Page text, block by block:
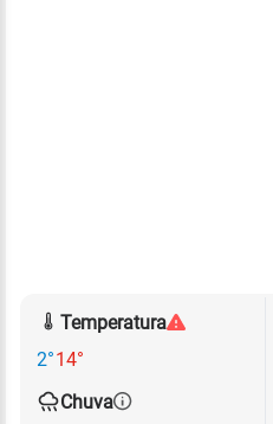
Temperatura
2°14°
Chuva